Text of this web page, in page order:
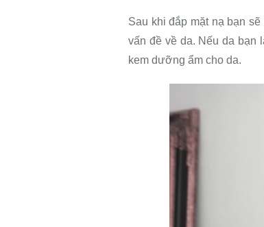
Sau khi đắp mặt nạ bạn
vấn đề về da. Nếu da bạn
kem dưỡng ẩm cho da.